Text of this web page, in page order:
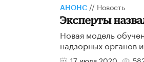
АНОНС // Новость
Эксперты
Новая модель
надзорных органов